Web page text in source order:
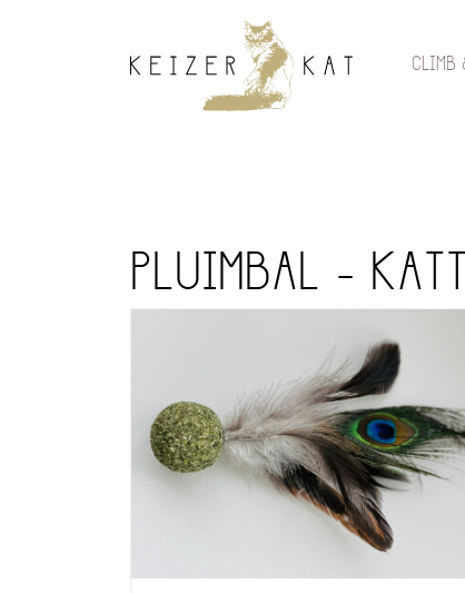
CLIMB
PLUIMBAL -